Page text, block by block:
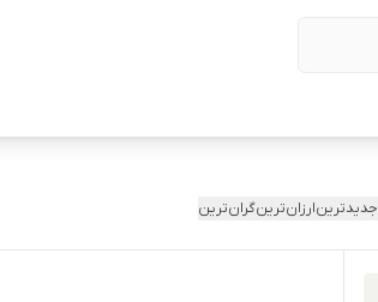
جدیدترینارزان‌ترینگران‌ترین